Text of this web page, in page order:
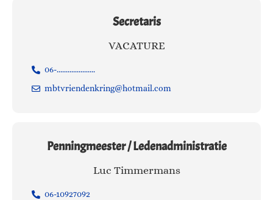
Secretaris
VACATURE
06-.....................
mbtvriendenkring@hotmail.com
Penningmeester / Ledenadministratie
Luc Timmermans
06-10927092